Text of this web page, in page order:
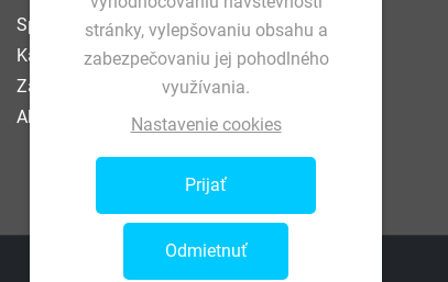
Spracovanie osobných údajov
Kariéra
Zamestnanec
Akcionár
stránky, vylepšovaniu obsahu a
zabezpečovaniu jej pohodlného
využívania.
Nastavenie cookies
Prijať
Odmietnuť